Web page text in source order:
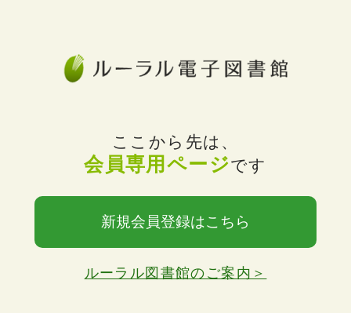
ここから先は、
会員専用ページです
新規会員登録はこちら
ルーラル図書館のご案内＞